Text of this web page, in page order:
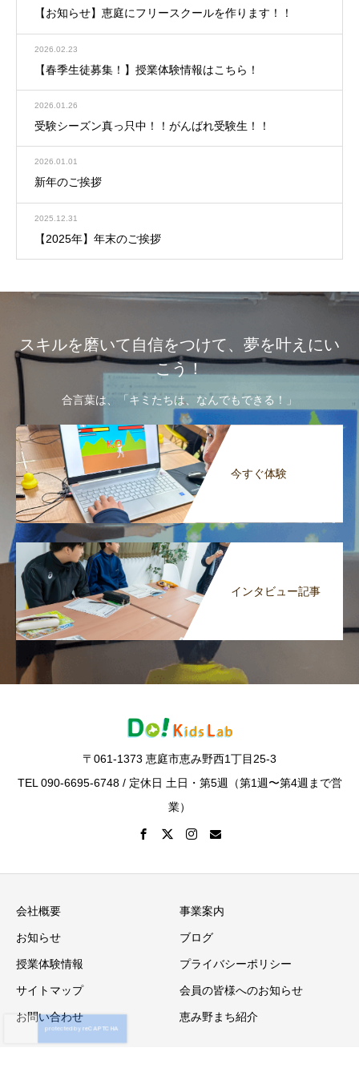
【お知らせ】恵庭にフリースクールを作ります！！
2026.02.23
【春季生徒募集！】授業体験情報はこちら！
2026.01.26
受験シーズン真っ只中！！がんばれ受験生！！
2026.01.01
新年のご挨拶
2025.12.31
【2025年】年末のご挨拶
スキルを磨いて自信をつけて、夢を叶えにい
こう！
合言葉は、「キミたちは、なんでもできる！」
今すぐ体験
インタビュー記事
〒061-1373 恵庭市恵み野西1丁目25-3
TEL 090-6695-6748 / 定休日 土日・第5週（第1週〜第4週まで営
業）
会社概要 事業案内
お知らせ ブログ
授業体験情報 プライバシーポリシー
サイトマップ 会員の皆様へのお知らせ
お問い合わせ 恵み野まち紹介